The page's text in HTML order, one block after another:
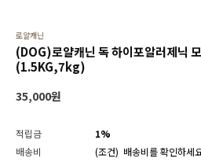
로얄캐닌
(DOG)로얄캐닌 독 하이포알러제닉
(1.5KG,7kg)
35,000원
적립금
1%
배송비
(조건) 배송비를 확인하세